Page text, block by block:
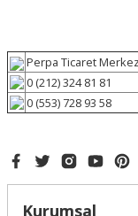
Perpa Ticaret
0 (212) 324 81 81
0 (553) 728 93 58
Kurumsal